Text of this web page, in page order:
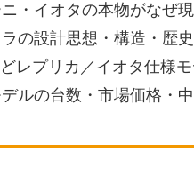
ニ・イオタの本物がなぜ
ラの設計思想・構造・歴
レプリカ／イオタ仕様
デルの台数・市場価格・